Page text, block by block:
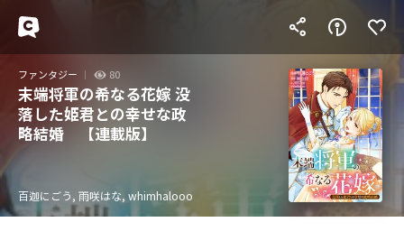
ファンタジー 80
末端将軍の希なる花嫁 没
落した姫君との幸せな政
略結婚 【連載版】
百迦にごう, 雨咲はな, whimhalooo